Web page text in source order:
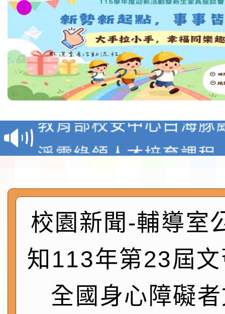
教育部校安中心白海豚
報
淨零綠領人才培育課程
實施要點各1份
115年食農教育專業人
程
函轉國家通訊傳播委員
鎮韌性（防空）演習－
速演練執行計畫」
「115年金融知識線上
法」
本校115學年度第1學
校園新聞-輔導室
知113年第23屆
全國身心障礙